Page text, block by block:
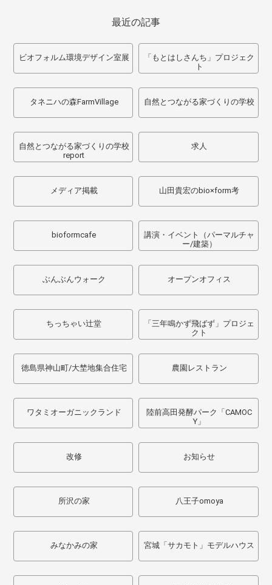
最近の記事
ビオフォルム環境デザイン室展
「もとはしさんち」プロジェク
ト
タネニハの森FarmVillage 自然とつながる家づくりの学校
自然とつながる家づくりの学校
report
求人
メディア掲載 山田貴宏のbio×form考
bioformcafe
講演・イベント（パーマルチャ
ー/建築）
ぶんぶんウォーク オープンオフィス
ちっちゃい辻堂
「三年鳴かず飛ばず」プロジェ
クト
徳島県神山町/大埜地集合住宅 農園レストラン
ワタミオーガニックランド
陸前高田発酵パーク「CAMOC
Y」
改修 お知らせ
所沢の家 八王子omoya
みなかみの家 宮城「サカモト」モデルハウス